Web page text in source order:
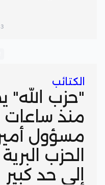
الكتائب
"حزب الله"
منذ ساعات
مسؤول
الحزب
إلى حد كبير